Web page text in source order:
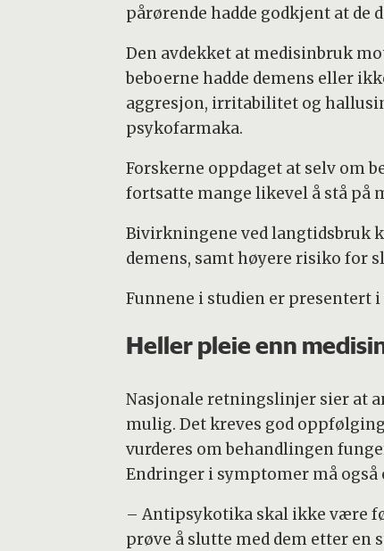
pårørende hadde godkjent at de
Den avdekket at medisinbruk
beboerne hadde demens eller
aggresjon, irritabilitet og
psykofarmaka.
Forskerne oppdaget at selv om
fortsatte mange likevel å stå på
Bivirkningene ved langtidsbruk
demens, samt høyere risiko for
Funnene i studien er presentert
Heller pleie enn
Nasjonale retningslinjer sier at
mulig. Det kreves god
vurderes om behandlingen
Endringer i symptomer må også
– Antipsykotika skal ikke være
prøve å slutte med dem etter en